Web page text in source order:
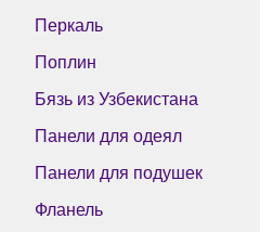
Перкаль
Поплин
Бязь из Узбекистана
Панели для одеял
Панели для подушек
Фланель